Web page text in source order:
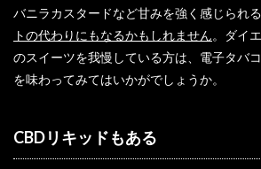
バニラカスタードなど甘みを強く感じられる
トの代わりにもなるかもしれません。ダイ
のスイーツを我慢している方は、電子タバ
を味わってみてはいかがでしょうか。
CBDリキッドもある